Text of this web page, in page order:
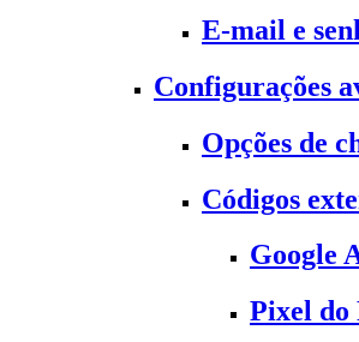
E-mail e
Configurações
Opções de
Códigos
Google
Pixel do